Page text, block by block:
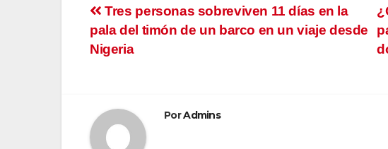
Navegación
de
Tres personas sobreviven 11 días en la
pala del timón de un barco en un viaje desde
Nigeria
PorAdmins